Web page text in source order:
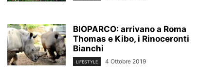
BIOPARCO: arrivano a Roma
Thomas e Kibo, i Rinoceronti
Bianchi
LIFESTYLE 4 Ottobre 2019